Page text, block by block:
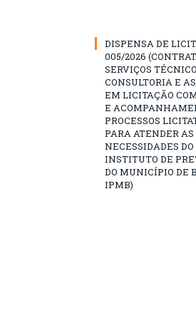
DISPENSA DE
005/2026
SERVIÇOS
CONSULTORIA E
EM LICITAÇÃO
E
PROCESSOS
PARA ATENDER AS
NECESSIDADES DO
INSTITUTO DE
DO MUNICÍPIO DE
IPMB)